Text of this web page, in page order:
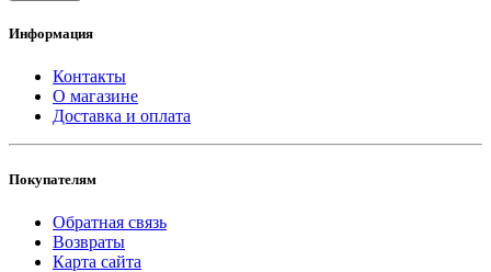
Информация
Контакты
О магазине
Доставка и оплата
Покупателям
Обратная связь
Возвраты
Карта сайта